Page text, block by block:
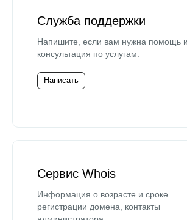
Служба поддержки
Напишите, если вам нужна помощь
консультация по услугам.
Написать
Сервис Whois
Информация о возрасте и сроке
регистрации домена, контакты